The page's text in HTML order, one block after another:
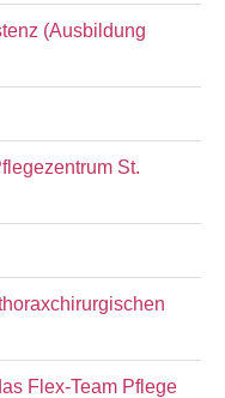
(Ausbildung
St.
Flex-Team Pflege